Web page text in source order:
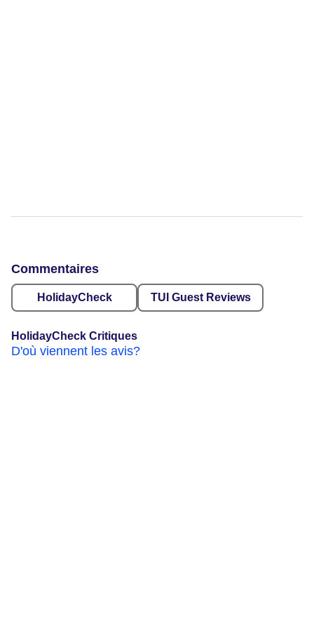
Commentaires
HolidayCheck TUI Guest Reviews
HolidayCheck Critiques
D'où viennent les avis?